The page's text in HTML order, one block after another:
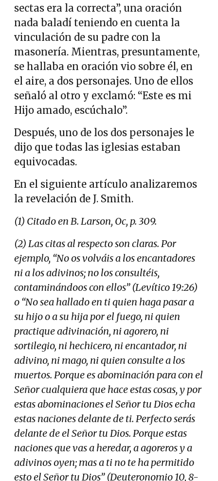
sectas era la correcta”, una oración
nada baladí teniendo en cuenta la
vinculación de su padre con la
masonería. Mientras, presuntamente,
se hallaba en oración vio sobre él, en
el aire, a dos personajes. Uno de ellos
señaló al otro y exclamó: “Este es mi
Hijo amado, escúchalo”.
Después, uno de los dos personajes le
dijo que todas las iglesias estaban
equivocadas.
En el siguiente artículo analizaremos
la revelación de J. Smith.
(1) Citado en B. Larson, Oc, p. 309.
(2) Las citas al respecto son claras. Por
ejemplo, “No os volváis a los encantadores
ni a los adivinos; no los consultéis,
contaminándoos con ellos” (Levítico 19:26)
o “No sea hallado en ti quien haga pasar a
su hijo o a su hija por el fuego, ni quien
practique adivinación, ni agorero, ni
sortilegio, ni hechicero, ni encantador, ni
adivino, ni mago, ni quien consulte a los
muertos. Porque es abominación para con el
Señor cualquiera que hace estas cosas, y por
estas abominaciones el Señor tu Dios echa
estas naciones delante de ti. Perfecto serás
delante de el Señor tu Dios. Porque estas
naciones que vas a heredar, a agoreros y a
adivinos oyen; mas a ti no te ha permitido
esto el Señor tu Dios” (Deuteronomio 10, 8-